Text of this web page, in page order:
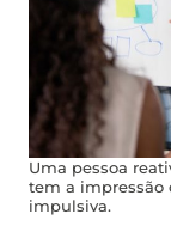
Uma pessoa
tem a impressão
impulsiva.